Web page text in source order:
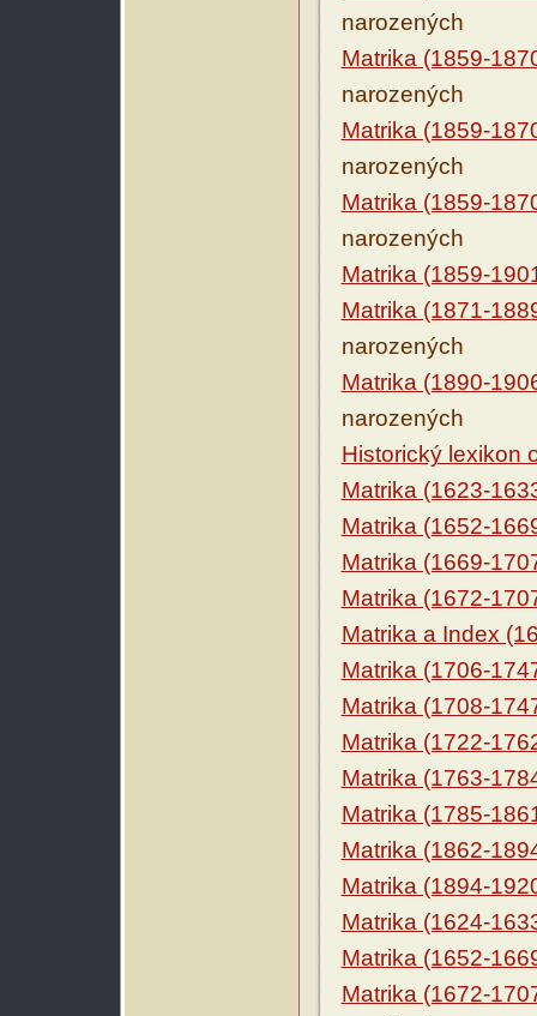
narozených
Matrika (1859-
narozených
Matrika (1859-
narozených
Matrika (1859-
narozených
Matrika (1859-
Matrika (1871-
narozených
Matrika (1890-
narozených
Historický lexikon
Matrika (1623-
Matrika (1652-
Matrika (1669-
Matrika (1672-
Matrika a Index
Matrika (1706-
Matrika (1708-
Matrika (1722-
Matrika (1763-
Matrika (1785-
Matrika (1862-
Matrika (1894-
Matrika (1624-
Matrika (1652-
Matrika (1672-